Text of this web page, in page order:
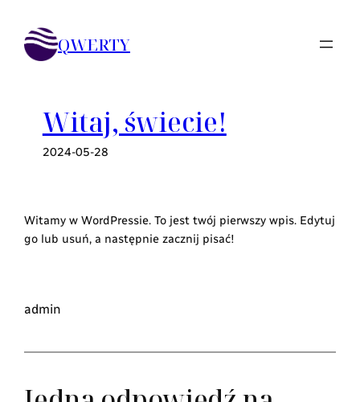
treści
QWERTY
Witaj, świecie!
2024-05-28
Witamy w WordPressie. To jest twój pierwszy wpis. Edytuj
go lub usuń, a następnie zacznij pisać!
admin